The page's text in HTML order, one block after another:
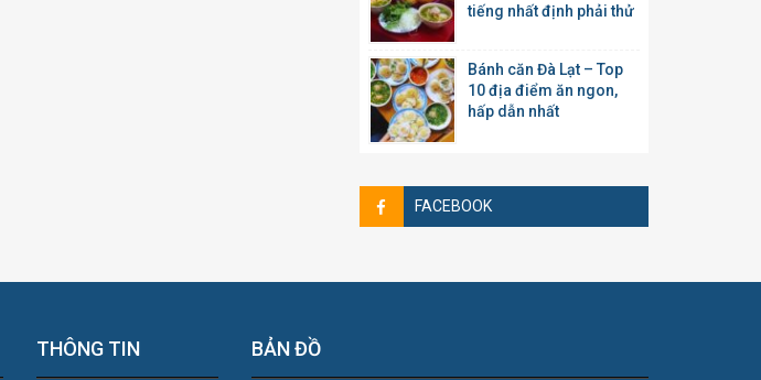
tiếng nhất định phải thử
Bánh căn Đà Lạt – Top
10 địa điểm ăn ngon,
hấp dẫn nhất
FACEBOOK
THÔNG TIN BẢN ĐỒ